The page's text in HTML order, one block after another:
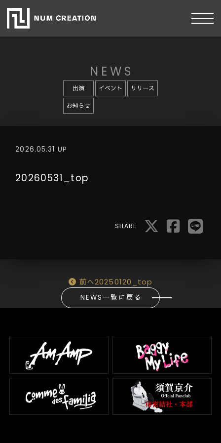
NEWS
出演 イベント リリース
お知らせ
2026.05.31 UP
20260531_top
SHARE
前へ20250120_top
NEWS一覧に戻る